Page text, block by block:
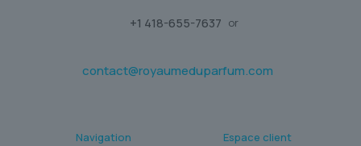
+1 418-655-7637 or
contact@royaumeduparfum.com
Navigation Espace client